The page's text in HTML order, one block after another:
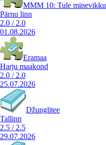
MMM 10: Tule minevikku
Pärnu linn
2.0 / 2.0
01.08.2026
Eramaa
Harju maakond
2.0 / 2.0
25.07.2026
Džunglitee
Tallinn
2.5 / 2.5
29.07.2026